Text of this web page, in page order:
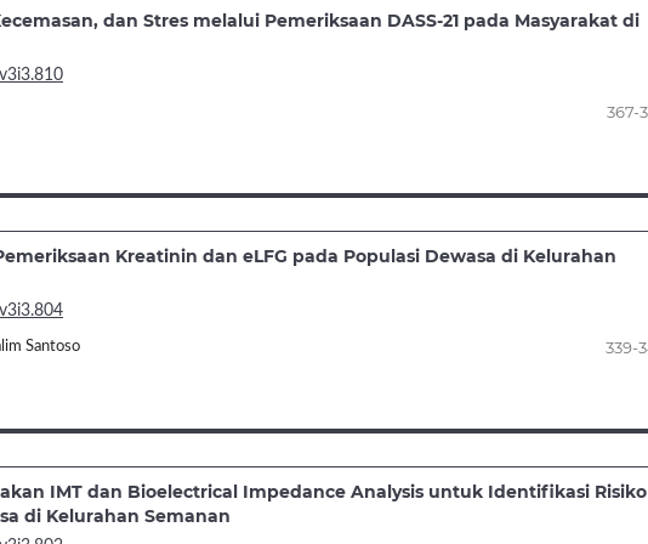
dan Stres melalui Pemeriksaan DASS-21 pada Masyarakat di
367-
Kreatinin dan eLFG pada Populasi Dewasa di Kelurahan
Santoso 339-
IMT dan Bioelectrical Impedance Analysis untuk Identifikasi Risiko
di Kelurahan Semanan